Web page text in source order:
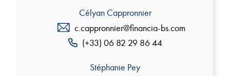
Célyan Cappronnier
c.cappronnier@financia-bs.com
(+33) 06 82 29 86 44
Stéphanie Pey